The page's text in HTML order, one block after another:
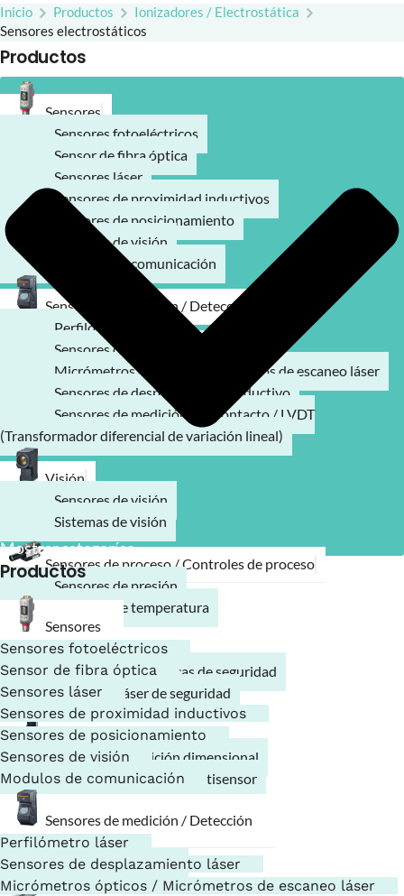
Inicio Productos
Ionizadores / Electrostática
Sensores electrostáticos
Productos
Sensores
Sensores fotoeléctricos
Sensor de fibra óptica
Sensores láser
Sensores de proximidad inductivos
Sensores de posicionamiento
Sensores de visión
Modulos de comunicación
Sensores de medición / Detección
Perfilómetro láser
Sensores de desplazamiento láser
Micrómetros ópticos / Micrómetros de escaneo láser
Sensores de desplazamiento inductivo
Sensores de medición por contacto / LVDT
(Transformador diferencial de variación lineal)
Visión
Sensores de visión
Sistemas de visión
Sensores de proceso / Controles de proceso
Sensores de presión
Sensores de temperatura
Seguridad
Barreras fotoeléctricas de seguridad
Escáneres láser de seguridad
Sistemas de medición
Sistema de medición dimensional
Sistema de medición multisensor
Lectores de códigos
Lectores de códigos
Escáneres portátiles
Mostrar categorías
Productos
Sensores
Sensores fotoeléctricos
Sensor de fibra óptica
Sensores láser
Sensores de proximidad inductivos
Sensores de posicionamiento
Sensores de visión
Modulos de comunicación
Sensores de medición / Detección
Perfilómetro láser
Sensores de desplazamiento láser
Micrómetros ópticos / Micrómetros de escaneo láser